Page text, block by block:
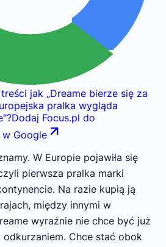
jak „Dreame bierze się za
pralka wygląda
"?Dodaj Focus.pl do
w Google
W Europie pojawiła się
pierwsza pralka marki
Na razie kupią ją
między innymi w
wyraźnie nie chce być już
odkurzaniem. Chce stać obok